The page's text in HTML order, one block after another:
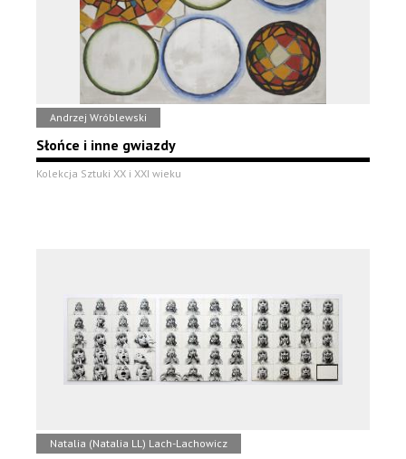
Andrzej Wróblewski
Słońce i inne gwiazdy
Kolekcja Sztuki XX i XXI wieku
Natalia (Natalia LL) Lach-Lachowicz